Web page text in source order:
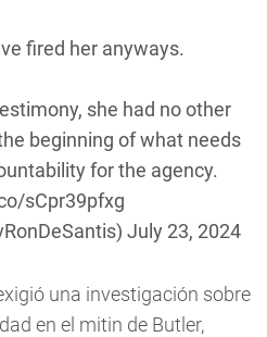
fired her anyways.
she had no other
beginning of what needs
for the agency.
sCpr39pfxg
July 23, 2024
una investigación sobre
en el mitin de Butler,